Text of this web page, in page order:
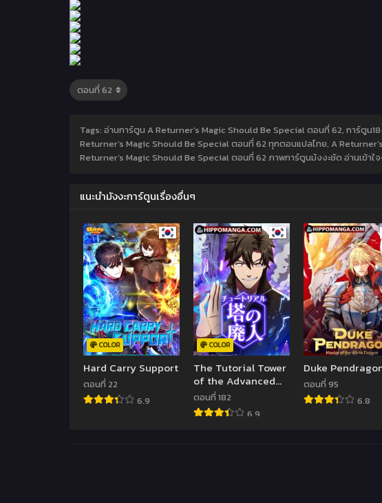
Tags: อ่านการ์ตูน A Returner’s Magic Should Be Special ตอนที่ 62, การ์ตูน
Returner’s Magic Should Be Special ตอนที่ 62 ทุกตอนแปลไทย, A
Returner’s Magic Should Be Special ตอนที่ 62 ภาพการ์ตูนมังงะชัด อ่านเข้าใจ
แนะนำมังงะการ์ตูนเรื่องอื่นๆ
COLOR
Hard Carry Support
ตอนที่ 22
6.9
COLOR
The Tutorial Tower
of the Advanced
Player ผู้เล่นขั้นเทพ
แห่งหอคอยฝึกสอน
ตอนที่ 182
6.9
Duke
ตอนที่ 95
6.8